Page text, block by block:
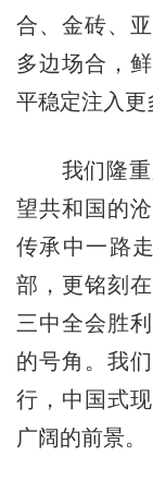
合、金砖、
多边场合，
平稳定注入更
我们隆重
望共和国的
传承中一路
部，更铭刻
三中全会胜
的号角。我
行，中国式
广阔的前景。